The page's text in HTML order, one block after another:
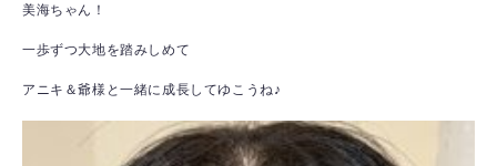
美海ちゃん！
一歩ずつ大地を踏みしめて
アニキ＆爺様と一緒に成長してゆこうね♪